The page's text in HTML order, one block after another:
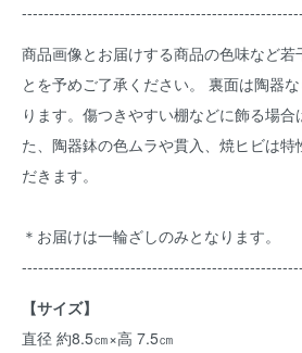
商品画像とお届けする商品の色味など若
とを予めご了承ください。 裏面は陶器
ります。傷つきやすい棚などに飾る場合
た、陶器鉢の色ムラや貫入、焼ヒビは特
だきます。
＊お届けは一輪ざしのみとなります。
【サイズ】
直径 約8.5㎝×高 7.5㎝